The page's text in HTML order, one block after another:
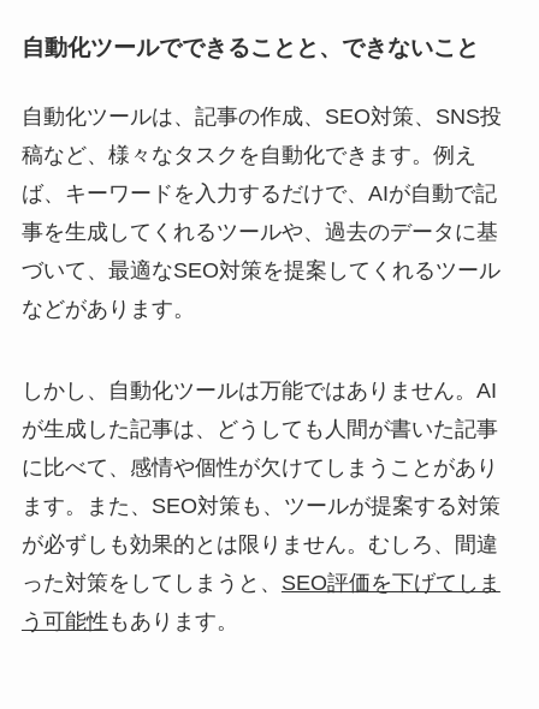
自動化ツールでできることと、できないこと
自動化ツールは、記事の作成、SEO対策、SNS投
稿など、様々なタスクを自動化できます。例え
ば、キーワードを入力するだけで、AIが自動で記
事を生成してくれるツールや、過去のデータに基
づいて、最適なSEO対策を提案してくれるツール
などがあります。
しかし、自動化ツールは万能ではありません。AI
が生成した記事は、どうしても人間が書いた記事
に比べて、感情や個性が欠けてしまうことがあり
ます。また、SEO対策も、ツールが提案する対策
が必ずしも効果的とは限りません。むしろ、間違
った対策をしてしまうと、 SEO評価を下げてしま
う可能性 もあります。